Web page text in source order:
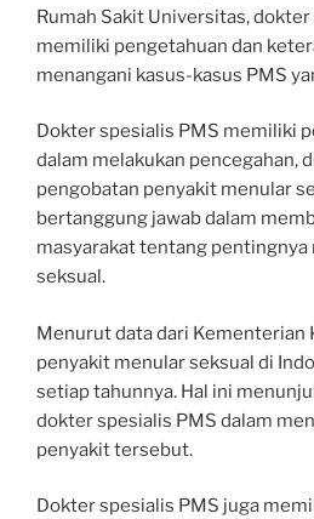
Rumah Sakit Universitas,
memiliki pengetahuan dan
menangani kasus-kasus PMS
Dokter spesialis PMS memiliki
dalam melakukan pencegahan,
pengobatan penyakit menular
bertanggung jawab dalam
masyarakat tentang pentingnya
seksual.
Menurut data dari Kementerian
penyakit menular seksual di
setiap tahunnya. Hal ini
dokter spesialis PMS dalam
penyakit tersebut.
Dokter spesialis PMS juga